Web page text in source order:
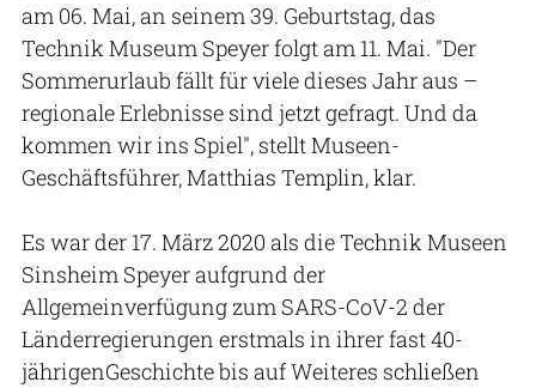
am 06. Mai, an seinem 39. Geburtstag, das
Technik Museum Speyer folgt am 11. Mai. "Der
Sommerurlaub fällt für viele dieses Jahr aus –
regionale Erlebnisse sind jetzt gefragt. Und da
kommen wir ins Spiel", stellt Museen-
Geschäftsführer, Matthias Templin, klar.
Es war der 17. März 2020 als die Technik Museen
Sinsheim Speyer aufgrund der
Allgemeinverfügung zum SARS-CoV-2 der
Länderregierungen erstmals in ihrer fast 40-
jährigenGeschichte bis auf Weiteres schließen